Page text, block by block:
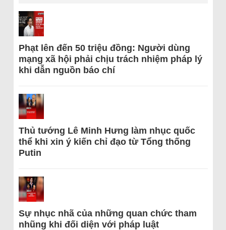
Phạt lên đến 50 triệu đồng: Người dùng
mạng xã hội phải chịu trách nhiệm pháp lý
khi dẫn nguồn báo chí
Thủ tướng Lê Minh Hưng làm nhục quốc
thể khi xin ý kiến chỉ đạo từ Tổng thống
Putin
Sự nhục nhã của những quan chức tham
nhũng khi đối diện với pháp luật